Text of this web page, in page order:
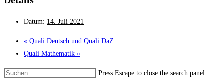
Datum: 14. Juli 2021
« Quali Deutsch und Quali DaZ
Quali Mathe­matik »
Press Escape to close the search panel.